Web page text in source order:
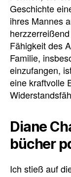
Geschichte
ihres Mannes
Fähigkeit des
Familie,
einzufangen,
eine kraftvolle
Diane
bücher
Ich stieß auf